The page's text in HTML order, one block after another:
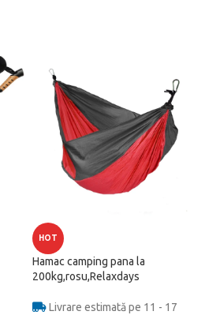
HOT
Hamac camping pana la
200kg,rosu,Relaxdays
Livrare estimată pe 11 - 17